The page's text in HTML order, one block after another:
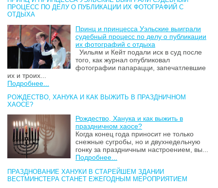
ПРОЦЕСС ПО ДЕЛУ О ПУБЛИКАЦИИ ИХ ФОТОГРАФИЙ С
ОТДЫХА
Принц и принцесса Уэльские выиграли
судебный процесс по делу о публикации
их фотографий с отдыха
Уильям и Кейт подали иск в суд после
того, как журнал опубликовал
фотографии папарацци, запечатлевшие
их и троих...
Подробнее...
РОЖДЕСТВО, ХАНУКА И КАК ВЫЖИТЬ В ПРАЗДНИЧНОМ
ХАОСЕ?
Рождество, Ханука и как выжить в
праздничном хаосе?
Когда конец года приносит не только
снежные сугробы, но и двухнедельную
гонку за праздничным настроением, вы...
Подробнее...
ПРАЗДНОВАНИЕ ХАНУКИ В СТАРЕЙШЕМ ЗДАНИИ
ВЕСТМИНСТЕРА СТАНЕТ ЕЖЕГОДНЫМ МЕРОПРИЯТИЕМ